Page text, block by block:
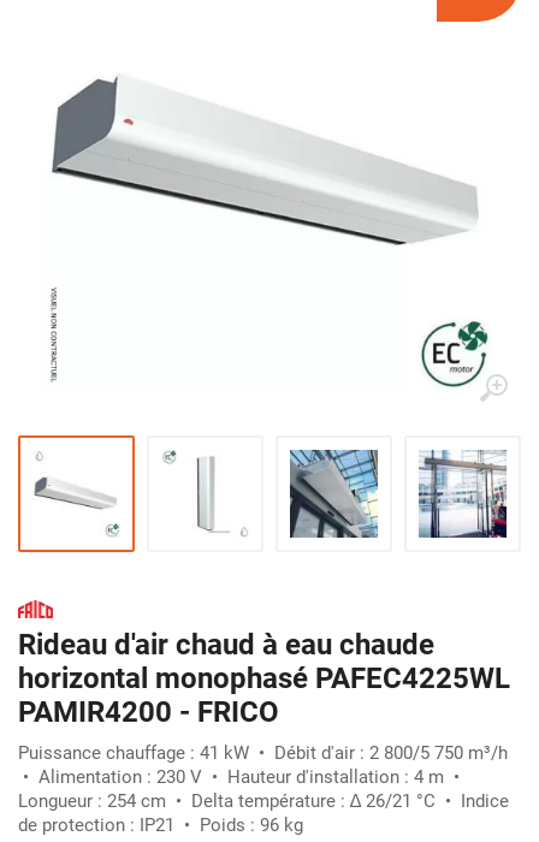
Rideau d'air chaud à eau chaude
horizontal monophasé PAFEC4225WL
PAMIR4200 - FRICO
Puissance chauffage : 41 kW • Débit d'air : 2 800/5 750 m³/h
• Alimentation : 230 V • Hauteur d'installation : 4 m •
Longueur : 254 cm • Delta température : ∆ 26/21 °C • Indice
de protection : IP21 • Poids : 96 kg